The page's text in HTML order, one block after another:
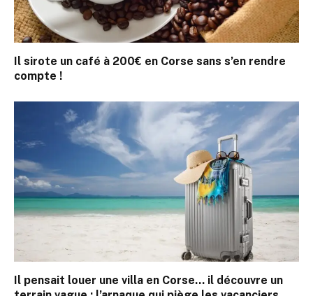
Il sirote un café à 200€ en Corse sans s’en rendre
compte !
Il pensait louer une villa en Corse… il découvre un